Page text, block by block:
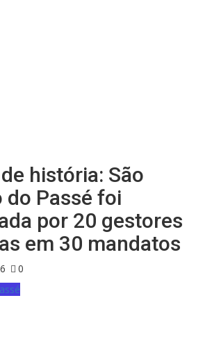
história: São
do Passé foi
por 20 gestores
em 30 mandatos
0